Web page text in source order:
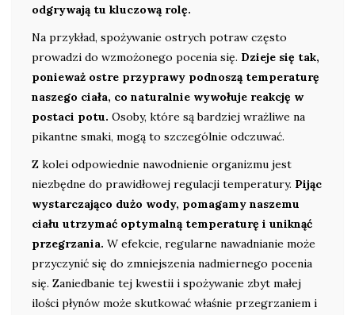
odgrywają tu kluczową rolę.
Na przykład, spożywanie ostrych potraw często
prowadzi do wzmożonego pocenia się. Dzieje się tak,
ponieważ ostre przyprawy podnoszą temperaturę
naszego ciała, co naturalnie wywołuje reakcję w
postaci potu. Osoby, które są bardziej wrażliwe na
pikantne smaki, mogą to szczególnie odczuwać.
Z kolei odpowiednie nawodnienie organizmu jest
niezbędne do prawidłowej regulacji temperatury. Pijąc
wystarczająco dużo wody, pomagamy naszemu
ciału utrzymać optymalną temperaturę i uniknąć
przegrzania. W efekcie, regularne nawadnianie może
przyczynić się do zmniejszenia nadmiernego pocenia
się. Zaniedbanie tej kwestii i spożywanie zbyt małej
ilości płynów może skutkować właśnie przegrzaniem i